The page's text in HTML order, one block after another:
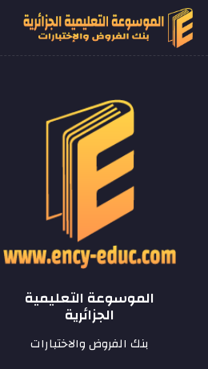
الموسوعة التعليمية
الجزائرية
بنك الفروض والاختبارات